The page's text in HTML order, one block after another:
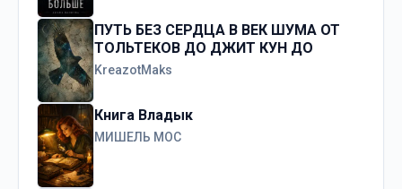
ПУТЬ БЕЗ СЕРДЦА В ВЕК ШУМА ОТ
ТОЛЬТЕКОВ ДО ДЖИТ КУН ДО
KreazotMaks
Книга Владык
МИШЕЛЬ МОС